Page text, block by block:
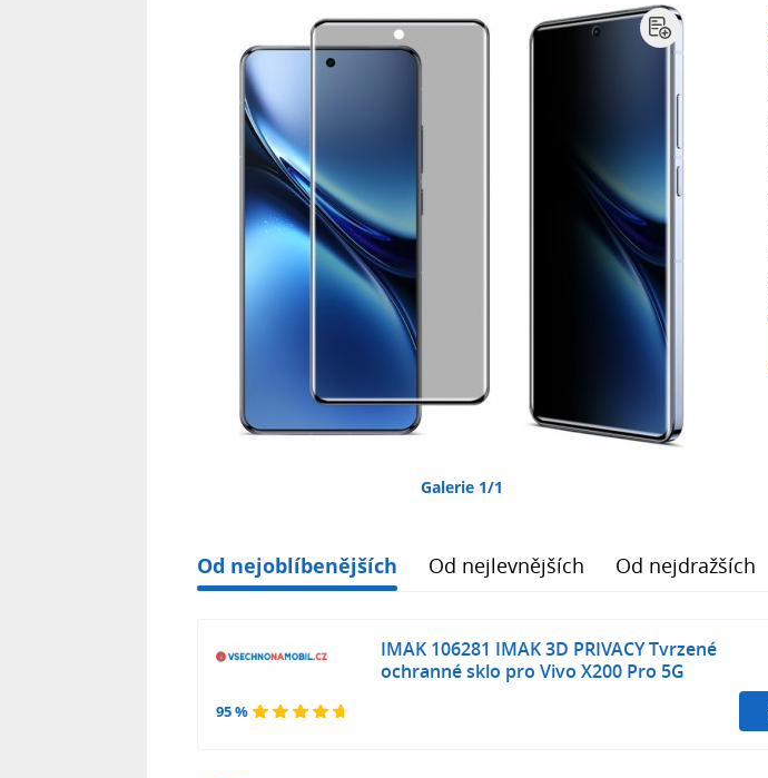
Galerie 1/1
Od nejoblíbenějších Od nejlevnějších Od nejdražších
95 %
IMAK 106281 IMAK 3D PRIVACY Tvrzené
ochranné sklo pro Vivo X200 Pro 5G